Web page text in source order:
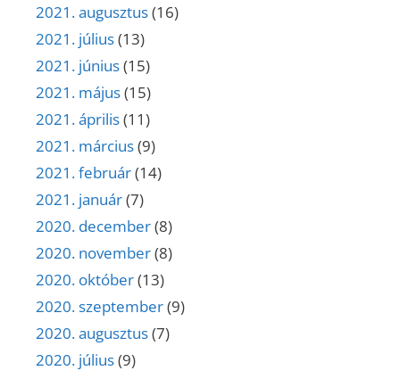
2021. augusztus(16)
2021. július(13)
2021. június(15)
2021. május(15)
2021. április(11)
2021. március(9)
2021. február(14)
2021. január(7)
2020. december(8)
2020. november(8)
2020. október(13)
2020. szeptember(9)
2020. augusztus(7)
2020. július(9)